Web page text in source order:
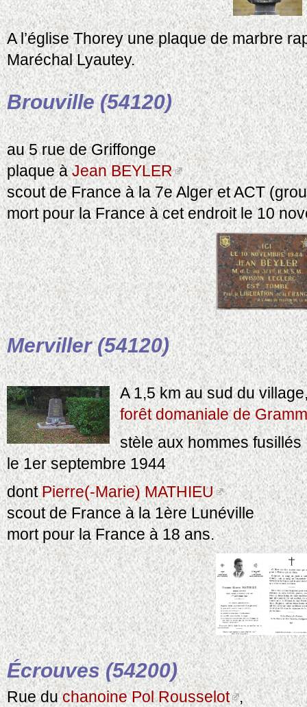
A l’église Thorey une plaque de marbre
Maréchal Lyautey.
Brouville (54120)
au 5 rue de Griffonge
plaque àJean BEYLER
scout de France à la 7e Alger et ACT
mort pour la France à cet endroit le 10
Merviller (54120)
A 1,5 km au sud du
forêt domaniale de
stèle aux hommes fusillés
le 1er septembre 1944
dontPierre(-Marie) MATHIEU
scout de France à la 1ère Lunéville
mort pour la France à 18 ans.
Écrouves (54200)
Rue duchanoine Pol Rousselot ,